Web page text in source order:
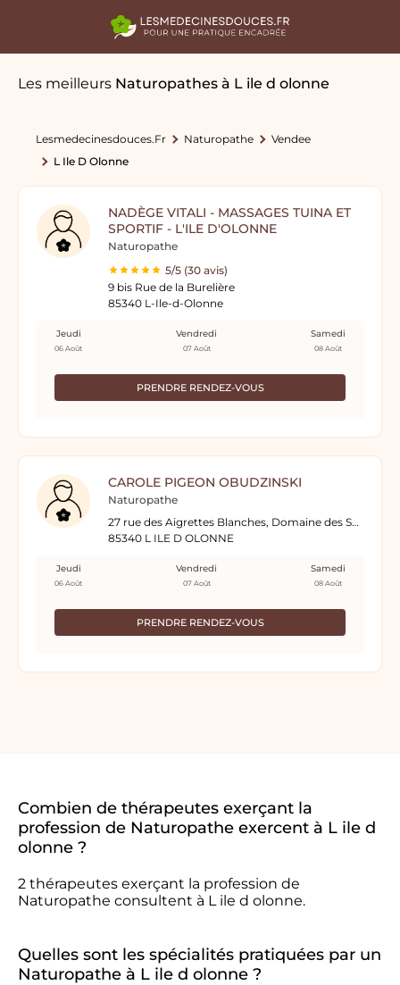
Les meilleurs Naturopathes à L ile d olonne
Lesmedecinesdouces.fr Naturopathe
Vendee
L Ile D Olonne
NADÈGE VITALI - MASSAGES TUINA ET
SPORTIF - L'ILE D'OLONNE
Naturopathe
5/5 (30 avis)
9 bis Rue de la Burelière
85340 L-Ile-d-Olonne
PRENDRE RENDEZ-VOUS
Jeudi
06 Août
Vendredi
07 Août
Samedi
08 Août
CAROLE PIGEON OBUDZINSKI
Naturopathe
27 rue des Aigrettes Blanches, Domaine des Sauniers
85340 L ILE D OLONNE
PRENDRE RENDEZ-VOUS
Jeudi
06 Août
Vendredi
07 Août
Samedi
08 Août
Combien de thérapeutes exerçant la
profession de Naturopathe exercent à L ile d
olonne ?
2 thérapeutes exerçant la profession de
Naturopathe consultent à L ile d olonne.
Quelles sont les spécialités pratiquées par un
Naturopathe à L ile d olonne ?